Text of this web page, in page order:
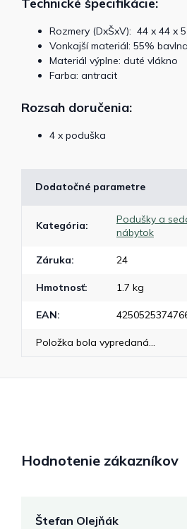
Rozmery (DxŠxV): 44 x 44 x
Vonkajší materiál: 55%
Materiál výplne: duté vlákno
Farba: antracit
Rozsah doručenia:
4 x poduška
Dodatočné parametre
Kategória:
Podušky a
nábytok
Záruka: 24
Hmotnosť: 1.7 kg
EAN:
Položka bola vypredaná…
Hodnotenie zákazníkov
Štefan Olejňák